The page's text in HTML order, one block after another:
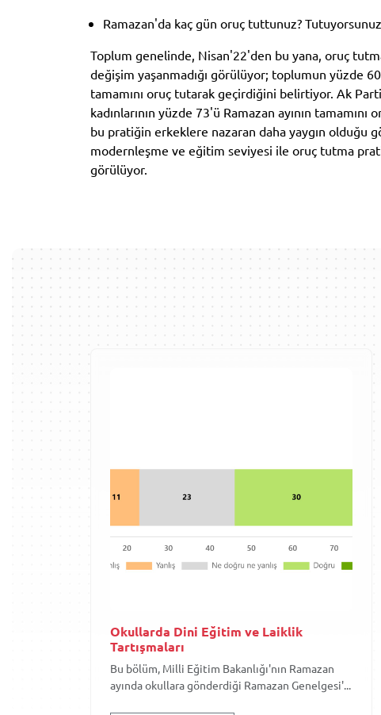
Ramazan'da kaç gün oruç tuttunuz?
Toplum genelinde, Nisan'22'den bu yana, oruç
değişim yaşanmadığı görülüyor; toplumun yüzde
tamamını oruç tutarak geçirdiğini belirtiyor. Ak
kadınlarının yüzde 73'ü Ramazan ayının
bu pratiğin erkeklere nazaran daha yaygın olduğu
modernleşme ve eğitim seviyesi ile oruç tutma
görülüyor.
Okullarda Dini Eğitim ve Laiklik
Tartışmaları
Bu bölüm, Milli Eğitim Bakanlığı'nın Ramazan
ayında okullara gönderdiği Ramazan Genelgesi'...